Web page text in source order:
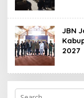
JBN
2027
S